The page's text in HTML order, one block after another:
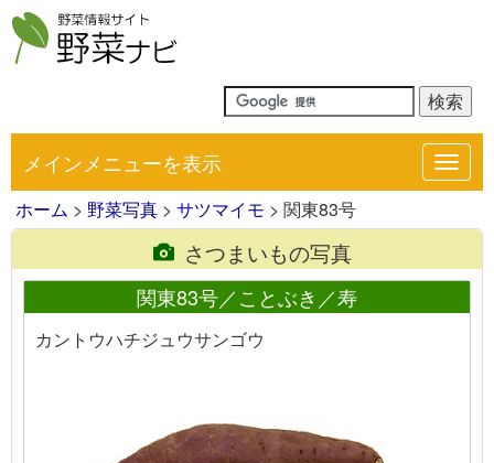
メインメニューを表示
ホーム > 野菜写真 > サツマイモ > 関東83号
さつまいもの写真
関東83号／ことぶき／寿
カントウハチジュウサンゴウ